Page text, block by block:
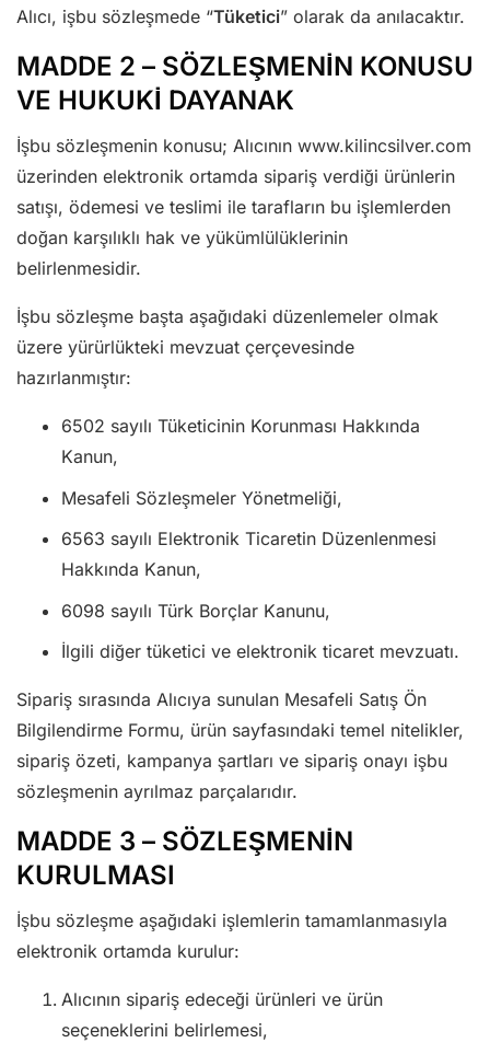
Alıcı, işbu sözleşmede “Tüketici” olarak da anılacaktır.
MADDE 2 – SÖZLEŞMENİN KONUSU
VE HUKUKİ DAYANAK
İşbu sözleşmenin konusu; Alıcının www.kilincsilver.com
üzerinden elektronik ortamda sipariş verdiği ürünlerin
satışı, ödemesi ve teslimi ile tarafların bu işlemlerden
doğan karşılıklı hak ve yükümlülüklerinin
belirlenmesidir.
İşbu sözleşme başta aşağıdaki düzenlemeler olmak
üzere yürürlükteki mevzuat çerçevesinde
hazırlanmıştır:
6502 sayılı Tüketicinin Korunması Hakkında
Kanun,
Mesafeli Sözleşmeler Yönetmeliği,
6563 sayılı Elektronik Ticaretin Düzenlenmesi
Hakkında Kanun,
6098 sayılı Türk Borçlar Kanunu,
İlgili diğer tüketici ve elektronik ticaret mevzuatı.
Sipariş sırasında Alıcıya sunulan Mesafeli Satış Ön
Bilgilendirme Formu, ürün sayfasındaki temel nitelikler,
sipariş özeti, kampanya şartları ve sipariş onayı işbu
sözleşmenin ayrılmaz parçalarıdır.
MADDE 3 – SÖZLEŞMENİN
KURULMASI
İşbu sözleşme aşağıdaki işlemlerin tamamlanmasıyla
elektronik ortamda kurulur:
Alıcının sipariş edeceği ürünleri ve ürün
seçeneklerini belirlemesi,